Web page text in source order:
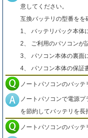
意してください。
互換バッテリの型番をを
1、 バッテリパック本体
2、 ご利用のパソコンが
3、 パソコン本体の裏面
4、 パソコン本体の保証
ノートパソコンのバッ
ノートパソコンで電源
を節約してバッテリを長
ノートパソコンのバッ